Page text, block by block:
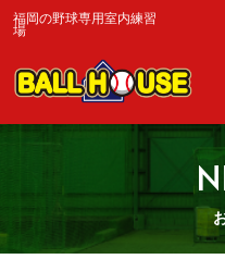
福岡の野球専用室内練習
場